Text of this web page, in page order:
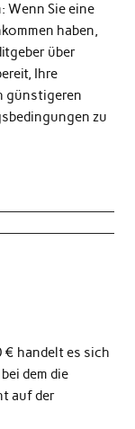
Wenn Sie eine
haben,
über
Ihre
günstigeren
zu
€ handelt es sich
dem die
auf der